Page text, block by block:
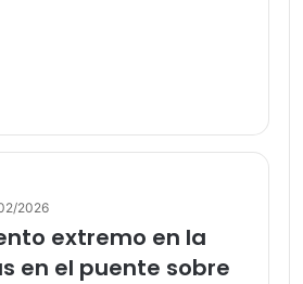
2026
extremo en la
en el puente sobre